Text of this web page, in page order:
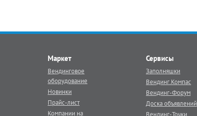
Маркет
Вендинговое
оборудование
Новинки
Прайс-лист
Компании на
Сервисы
Заполняшки
Вендинг.Компас
Вендинг-Форум
Доска объявлений
Вендинг-Точки